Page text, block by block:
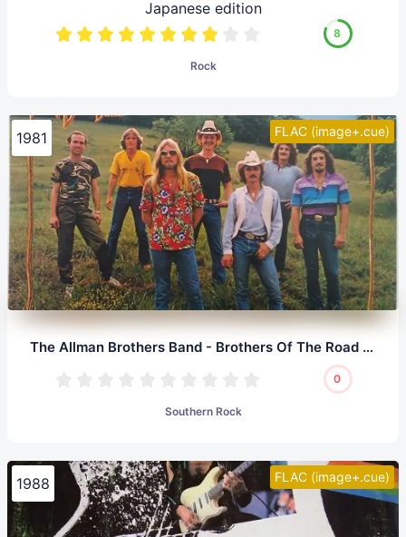
Japanese edition
8
Rock
FLAC (image+.cue)
1981
The Allman Brothers Band - Brothers Of The Road (LP, 24/192.0)
0
Southern Rock
FLAC (image+.cue)
1988